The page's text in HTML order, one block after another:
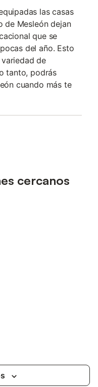
las casas
de Mesleón dejan
que se
del año. Esto
de
tanto, podrás
cuando más te
cercanos